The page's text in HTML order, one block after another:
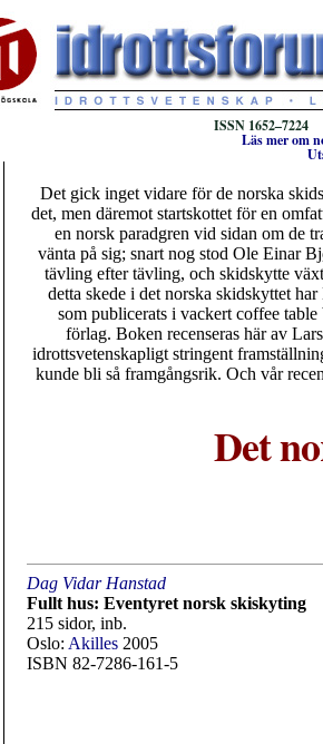
ISSN 1652–7224
Läs mer om
Det gick inget vidare för de norska
det, men däremot startskottet för en
en norsk paradgren vid sidan om de
vänta på sig; snart nog stod Ole Einar
tävling efter tävling, och skidskytte
detta skede i det norska skidskyttet
som publicerats i vackert coffee
förlag. Boken recenseras här av
idrottsvetenskapligt stringent
kunde bli så framgångsrik. Och vår
Det
Dag Vidar Hanstad
Fullt hus: Eventyret norsk skiskyting
215 sidor, inb.
Oslo: Akilles 2005
ISBN 82-7286-161-5